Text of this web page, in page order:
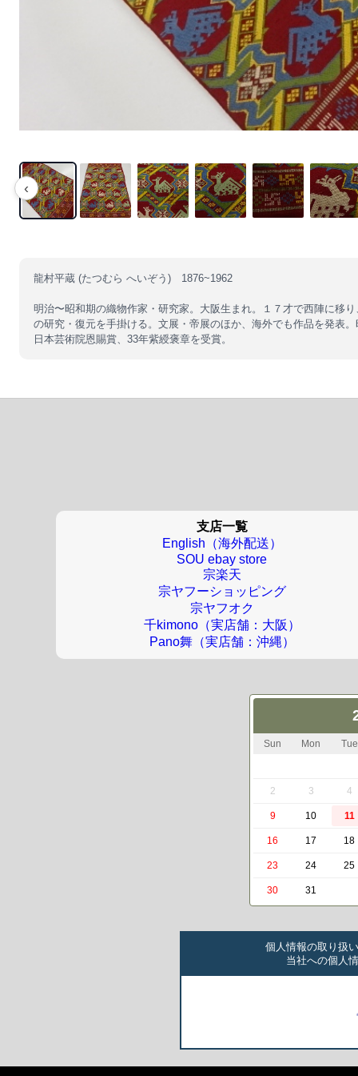
‹
龍村平蔵 (たつむら へいぞう) 1876~1962
明治〜昭和期の織物作家・研究家。大阪生まれ。１７才で西陣に移
の研究・復元を手掛ける。文展・帝展のほか、海外でも作品を発表
日本芸術院恩賜賞、33年紫綬褒章を受賞。
支店一覧
English（海外配送）
SOU ebay store
宗楽天
宗ヤフーショッピング
宗ヤフオク
千kimono（実店舗：大阪）
Pano舞（実店舗：沖縄）
Sun Mon Tue
2 3 4
9 10 11
16 17 18
23 24 25
30 31
個人情報の取り扱
当社への個人